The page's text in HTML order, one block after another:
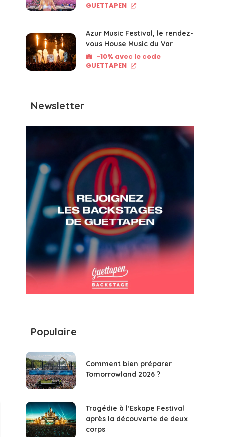
GUETTAPEN
Azur Music Festival, le rendez-
vous House Music du Var
-10% avec le code
GUETTAPEN
Newsletter
Populaire
Comment bien préparer
Tomorrowland 2026 ?
Tragédie à l’Eskape Festival
après la découverte de deux
corps